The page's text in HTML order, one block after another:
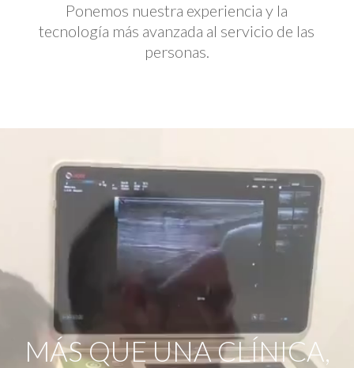
Ponemos nuestra experiencia y la
tecnología más avanzada al servicio de las
personas.
MÁS QUE UNA CLÍNICA,